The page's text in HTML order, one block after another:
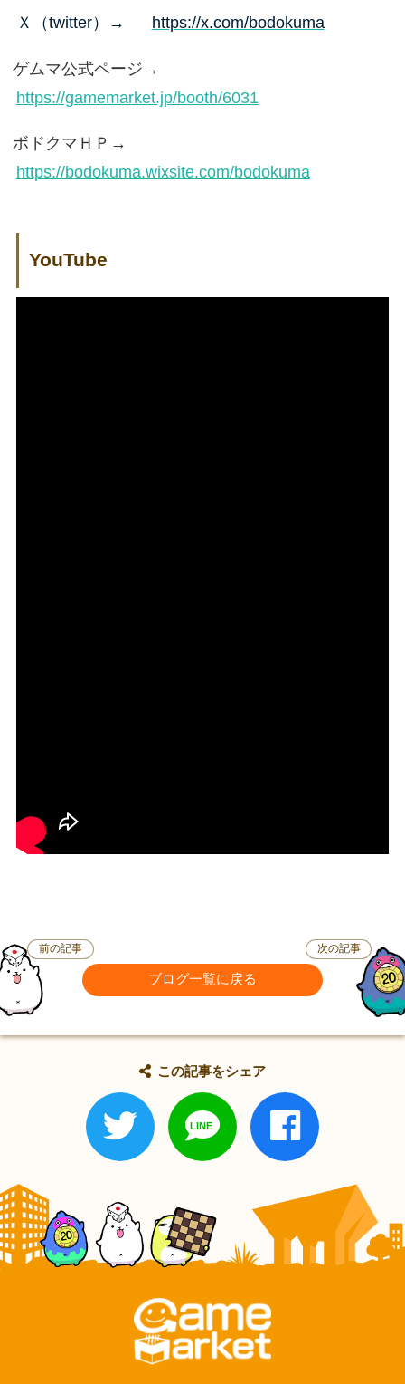
Ｘ（twitter）→ https://x.com/bodokuma
ゲムマ公式ページ→
https://gamemarket.jp/booth/6031
ボドクマＨＰ→
https://bodokuma.wixsite.com/bodokuma
YouTube
前の記事
ブログ一覧に戻る
次の記事
この記事をシェア